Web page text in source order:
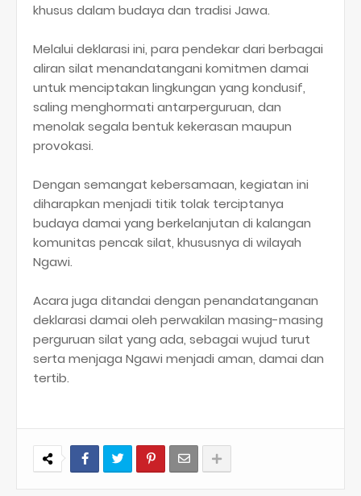
khusus dalam budaya dan tradisi Jawa.
Melalui deklarasi ini, para pendekar dari berbagai
aliran silat menandatangani komitmen damai
untuk menciptakan lingkungan yang kondusif,
saling menghormati antarperguruan, dan
menolak segala bentuk kekerasan maupun
provokasi.
Dengan semangat kebersamaan, kegiatan ini
diharapkan menjadi titik tolak terciptanya
budaya damai yang berkelanjutan di kalangan
komunitas pencak silat, khususnya di wilayah
Ngawi.
Acara juga ditandai dengan penandatanganan
deklarasi damai oleh perwakilan masing-masing
perguruan silat yang ada, sebagai wujud turut
serta menjaga Ngawi menjadi aman, damai dan
tertib.